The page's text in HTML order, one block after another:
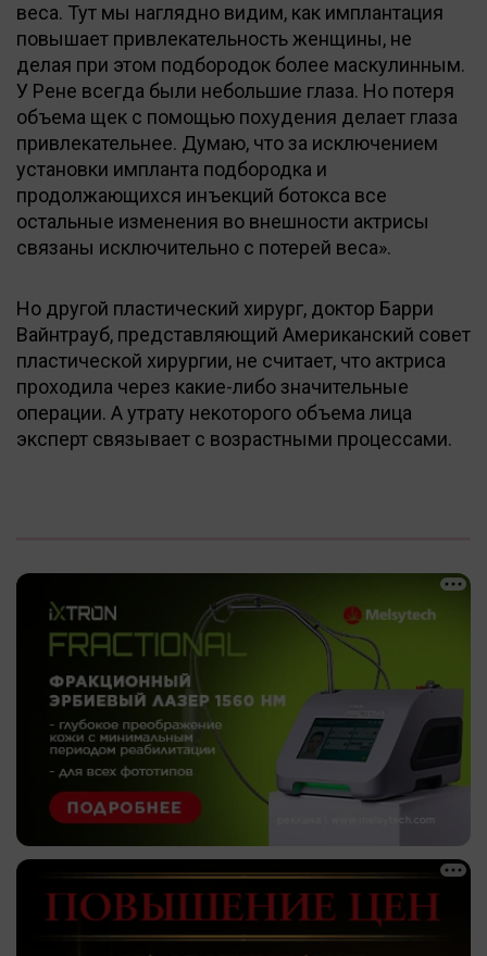
веса. Тут мы наглядно видим, как имплантация
повышает привлекательность женщины, не
делая при этом подбородок более маскулинным.
У Рене всегда были небольшие глаза. Но потеря
объема щек с помощью похудения делает глаза
привлекательнее. Думаю, что за исключением
установки импланта подбородка и
продолжающихся инъекций ботокса все
остальные изменения во внешности актрисы
связаны исключительно с потерей веса».
Но другой пластический хирург, доктор Барри
Вайнтрауб, представляющий Американский совет
пластической хирургии, не считает, что актриса
проходила через какие-либо значительные
операции. А утрату некоторого объема лица
эксперт связывает с возрастными процессами.